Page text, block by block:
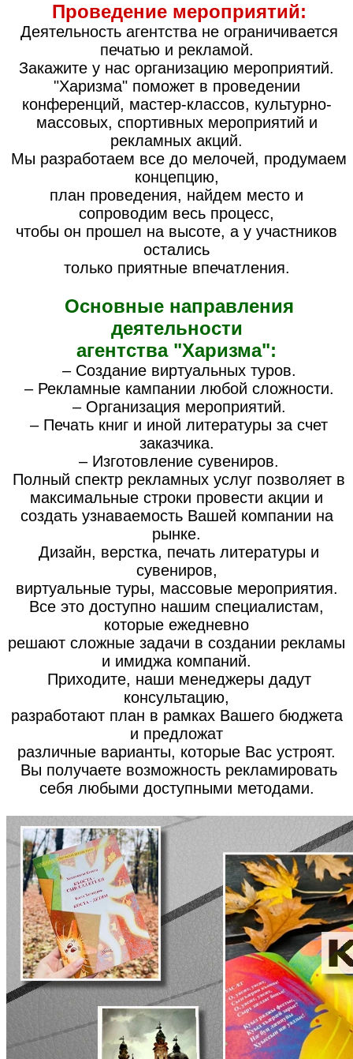
Проведение мероприятий:
Деятельность агентства не ограничивается
печатью и рекламой.
Закажите у нас организацию мероприятий.
"Харизма" поможет в проведении
конференций, мастер-классов, культурно-
массовых, спортивных мероприятий и
рекламных акций.
Мы разработаем все до мелочей, продумаем
концепцию,
план проведения, найдем место и
сопроводим весь процесс,
чтобы он прошел на высоте, а у участников
остались
только приятные впечатления.
Основные направления
деятельности
агентства "Харизма":
– Создание виртуальных туров.
– Рекламные кампании любой сложности.
– Организация мероприятий.
– Печать книг и иной литературы за счет
заказчика.
– Изготовление сувениров.
Полный спектр рекламных услуг позволяет в
максимальные строки провести акции и
создать узнаваемость Вашей компании на
рынке.
Дизайн, верстка, печать литературы и
сувениров,
виртуальные туры, массовые мероприятия.
Все это доступно нашим специалистам,
которые ежедневно
решают сложные задачи в создании рекламы
и имиджа компаний.
Приходите, наши менеджеры дадут
консультацию,
разработают план в рамках Вашего бюджета
и предложат
различные варианты, которые Вас устроят.
Вы получаете возможность рекламировать
себя любыми доступными методами.